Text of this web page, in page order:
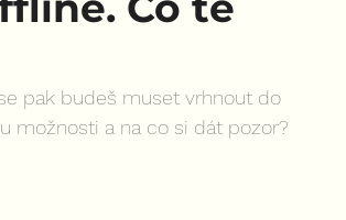
pak budeš muset vrhnout do
možnosti a na co si dát pozor?